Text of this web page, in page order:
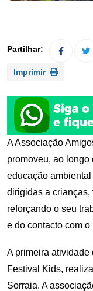
Imprimir
A Associação
promoveu, ao
educação
dirigidas a crianças,
reforçando o seu
e do contacto com
A primeira atividade
Festival Kids,
Sorraia. A